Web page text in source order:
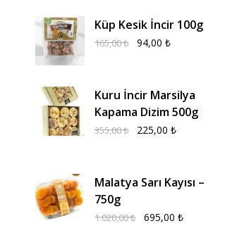
Küp Kesik İncir 100g
165,00₺ 94,00 ₺
Kuru İncir Marsilya
Kapama Dizim 500g
355,00₺ 225,00 ₺
Malatya Sarı Kayısı –
750g
1.020,00₺ 695,00 ₺